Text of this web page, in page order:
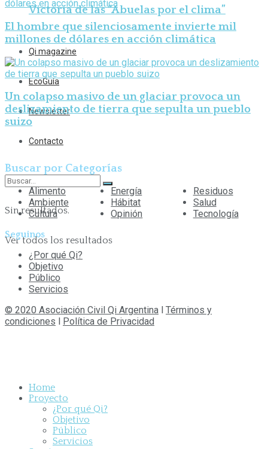
Victoria de las “Abuelas por el clima”
Qi magazine
EcoGuía
Newsletter
Contacto
Sin resultados.
Ver todos los resultados
El hombre que silenciosamente invierte mil
millones de dólares en acción climática
Un colapso masivo de un glaciar provoca un
deslizamiento de tierra que sepulta un pueblo
suizo
Buscar por Categorías
Alimento
Ambiente
Cultura
Energía
Hábitat
Opinión
Residuos
Salud
Tecnología
Seguinos
¿Por qué Qi?
Objetivo
Público
Servicios
© 2020 Asociación Civil Qi Argentina
Términos y
condiciones
Política de Privacidad
Home
Proyecto
¿Por qué Qi?
Objetivo
Público
Servicios